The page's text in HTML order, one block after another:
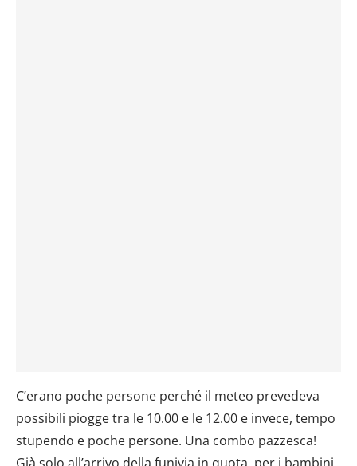
C’erano poche persone perché il meteo prevedeva
possibili piogge tra le 10.00 e le 12.00 e invece, tempo
stupendo e poche persone. Una combo pazzesca!